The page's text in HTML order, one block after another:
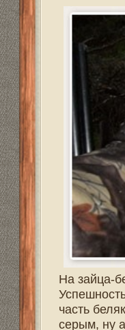
Охота ,
выдра,
Всего реплик:
Семь дней в
Галкин Николай